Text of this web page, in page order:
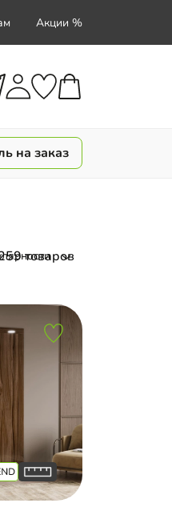
Акции %
на заказ
товаров